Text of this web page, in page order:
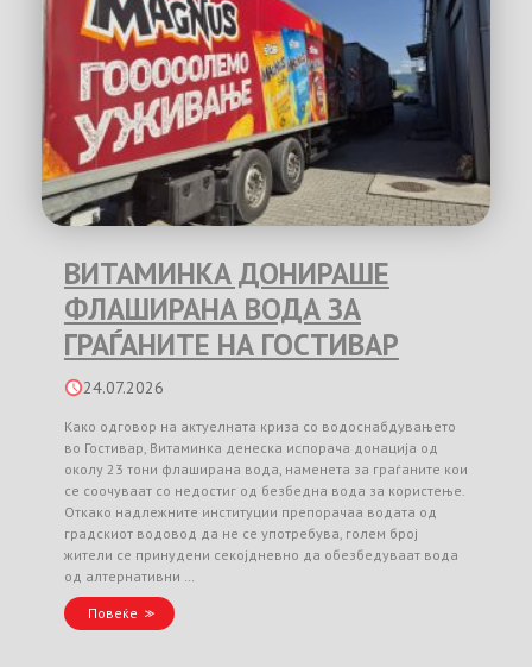
ВИТАМИНКА ДОНИРАШЕ
ФЛАШИРАНА ВОДА ЗА
ГРАЃАНИТЕ НА ГОСТИВАР
24.07.2026
Како одговор на актуелната криза со водоснабдувањето
во Гостивар, Витаминка денеска испорача донација од
околу 23 тони флаширана вода, наменета за граѓаните кои
се соочуваат со недостиг од безбедна вода за користење.
Откако надлежните институции препорачаа водата од
градскиот водовод да не се употребува, голем број
жители се принудени секојдневно да обезбедуваат вода
од алтернативни …
Повеќе